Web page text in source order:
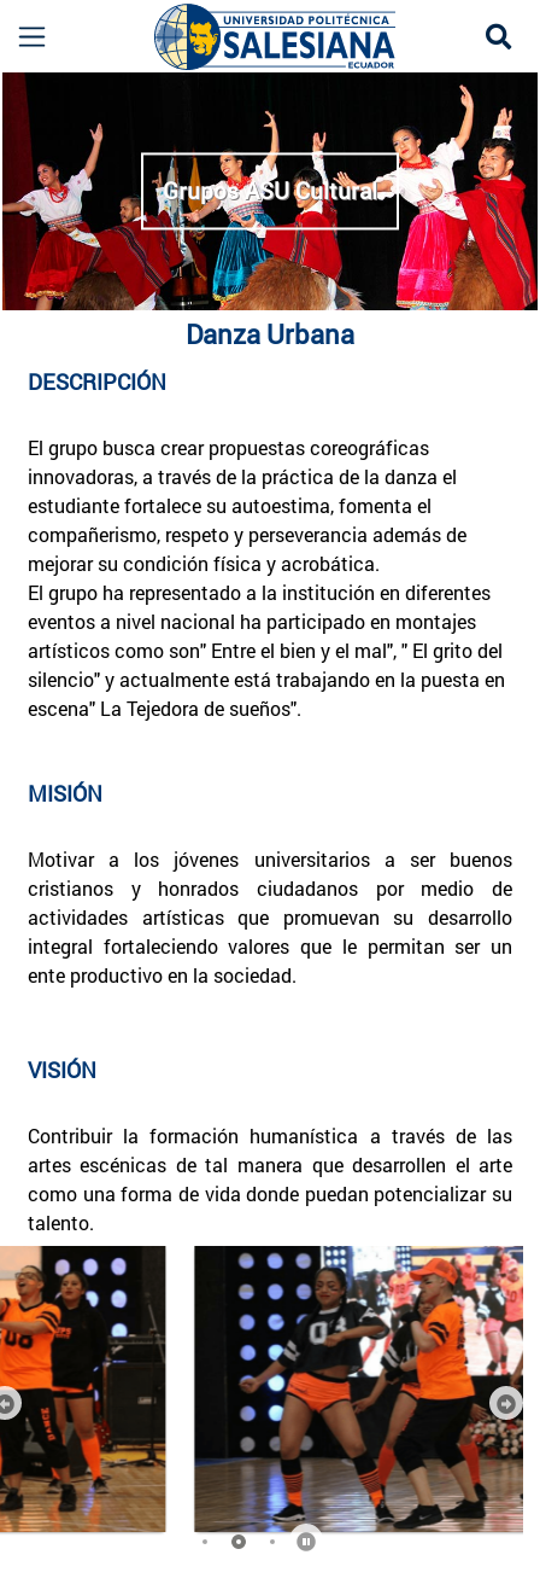
Danza Urbana UPS Quito | Expresión Artística
more
Grupos ASU Cultural
Danza Urbana
DESCRIPCIÓN
El grupo busca crear propuestas coreográficas
innovadoras, a través de la práctica de la danza el
estudiante fortalece su autoestima, fomenta el
compañerismo, respeto y perseverancia además de
mejorar su condición física y acrobática.
El grupo ha representado a la institución en diferentes
eventos a nivel nacional ha participado en montajes
artísticos como son" Entre el bien y el mal", " El grito del
silencio" y actualmente está trabajando en la puesta en
escena" La Tejedora de sueños".
MISIÓN
Motivar a los jóvenes universitarios a ser buenos
cristianos y honrados ciudadanos por medio de
actividades artísticas que promuevan su desarrollo
integral fortaleciendo valores que le permitan ser un
ente productivo en la sociedad.
VISIÓN
Contribuir la formación humanística a través de las
artes escénicas de tal manera que desarrollen el arte
como una forma de vida donde puedan potencializar su
talento.